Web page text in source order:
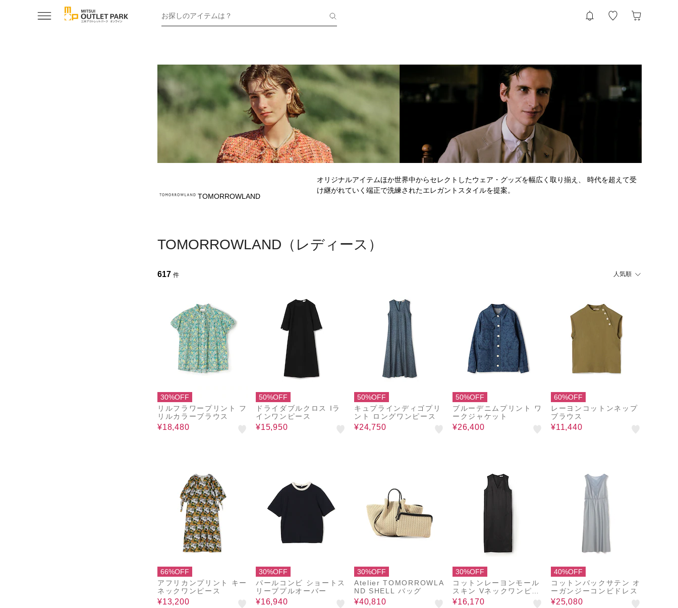
お探しのアイテムは？
TOMORROWLAND
オリジナルアイテムほか世界中からセレクトしたウェア・グッズを幅広く取り揃え、 時代を超えて受
け継がれていく端正で洗練されたエレガントスタイルを提案。
TOMORROWLAND（レディース）
617 件 人気順
30%OFF
リルフラワープリント フ
リルカラーブラウス
¥18,480
50%OFF
ドライダブルクロス Iラ
インワンピース
¥15,950
50%OFF
キュプラインディゴプリ
ント ロングワンピース
¥24,750
50%OFF
ブルーデニムプリント ワ
ークジャケット
¥26,400
60%OFF
レーヨンコットンネップ
ブラウス
¥11,440
66%OFF
アフリカンプリント キー
ネックワンピース
¥13,200
30%OFF
パールコンビ ショートス
リーブプルオーバー
¥16,940
30%OFF
Atelier TOMORROWLA
ND SHELL バッグ
¥40,810
30%OFF
コットンレーヨンモール
スキン Vネックワンピー
ス
¥16,170
40%OFF
コットンバックサテン オ
ーガンジーコンビドレス
¥25,080